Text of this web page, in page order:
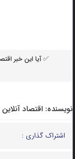
✅ آیا این خبر
نویسنده: اقتصاد آنلاین
اشتراک گذاری :